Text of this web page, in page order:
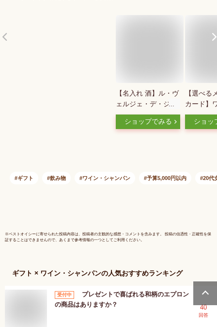
【名入れ 酒】ル・ヴ
ェルジェ・デ・ジラ
レ ルージュ 赤ワイ
ン ワイン 750ml 名
祝い 男性 女性 贈り
ショップでみる
【選べる
カード】
ト スパー
イン カ
ン包装 誕
ショッ
ギフト 飲み物 ワイン・シャンパン 予算5,000円以内 20代
※ベストオイシーに寄せられた投稿内容は、投稿者の主観的な感想・コメントを含みます。 投稿の信憑性・正確性を保
証することはできませんので、あくまで参考情報の一つとしてご利用ください。
ギフト × ワイン・シャンパンの人気おすすめランキング
受付中
プレゼントで喜ばれる和柄のエプロン
の商品はありますか？
40
回答